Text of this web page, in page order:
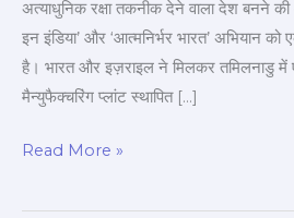
अत्याधुनिक रक्षा तकनीक देने वाला देश बनने
इन इंडिया’ और ‘आत्मनिर्भर भारत’ अभियान
है। भारत और इज़राइल ने मिलकर तमिलनाडु में
मैन्युफैक्चरिंग प्लांट स्थापित […]
हुई
बड़ी
डील!
Read More »